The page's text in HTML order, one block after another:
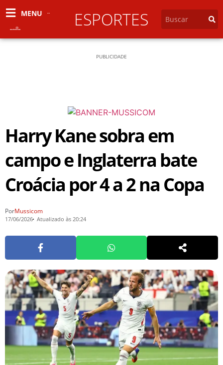
MENU ESPORTES
PUBLICIDADE
Harry Kane sobra em
campo e Inglaterra bate
Croácia por 4 a 2 na Copa
PorMussicom
17/06/2026 Atualizado às 20:24